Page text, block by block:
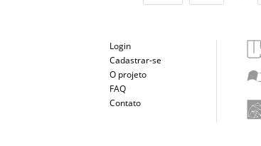
Login
Cadastrar-se
O projeto
FAQ
Contato